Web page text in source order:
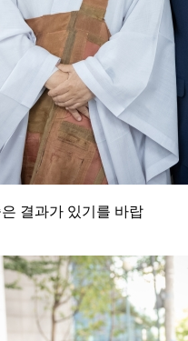
결과가 있기를 바랍